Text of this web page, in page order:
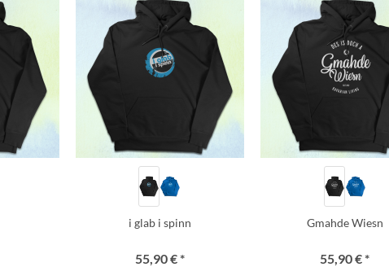
i glab i spinn
55,90 € *
Gmahde Wiesn
55,90 € *